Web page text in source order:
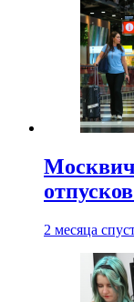
2 месяца